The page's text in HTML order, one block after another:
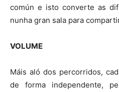
común e isto converte as
nunha gran sala para
VOLUME
Máis aló dos percorridos,
de forma independente,